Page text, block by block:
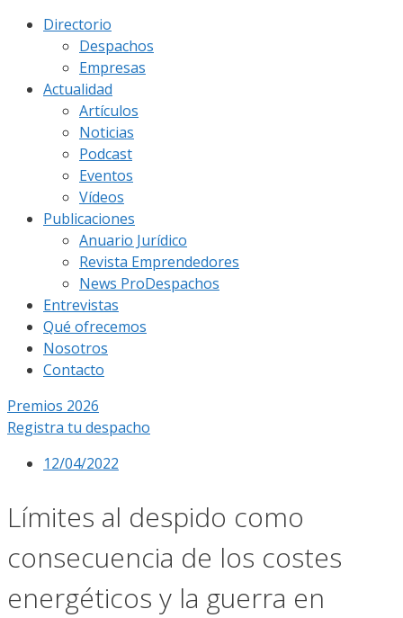
Directorio
Despachos
Empresas
Actualidad
Artículos
Noticias
Podcast
Eventos
Vídeos
Publicaciones
Anuario Jurídico
Revista Emprendedores
News ProDespachos
Entrevistas
Qué ofrecemos
Nosotros
Contacto
Premios 2026
Registra tu despacho
12/04/2022
Límites al despido como
consecuencia de los costes
energéticos y la guerra en